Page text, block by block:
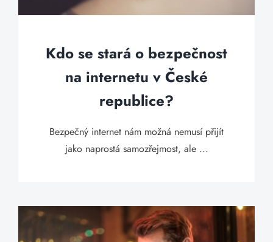
Kdo se stará o bezpečnost
na internetu v České
republice?
Bezpečný internet nám možná nemusí přijít
jako naprostá samozřejmost, ale ...